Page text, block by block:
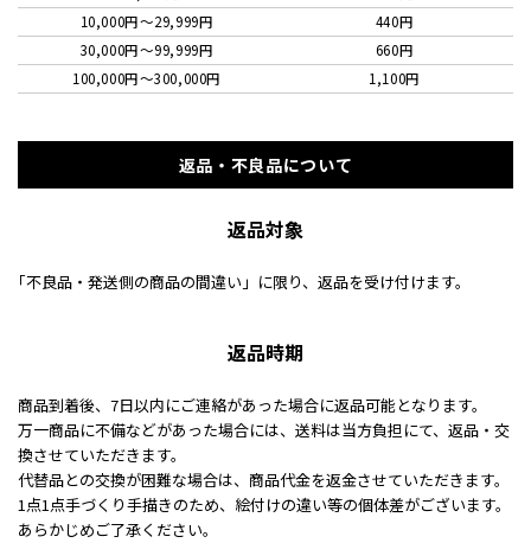
10,000円〜29,999円
440円
30,000円〜99,999円
660円
100,000円〜300,000円
1,100円
返品・不良品について
返品対象
｢不良品・発送側の商品の間違い」に限り、返品を受け付けます。
返品時期
商品到着後、7日以内にご連絡があった場合に返品可能となります。
万一商品に不備などがあった場合には、送料は当方負担にて、返品・交
換させていただきます。
代替品との交換が困難な場合は、商品代金を返金させていただきます。
1点1点手づくり手描きのため、絵付けの違い等の個体差がございます。
あらかじめご了承ください。